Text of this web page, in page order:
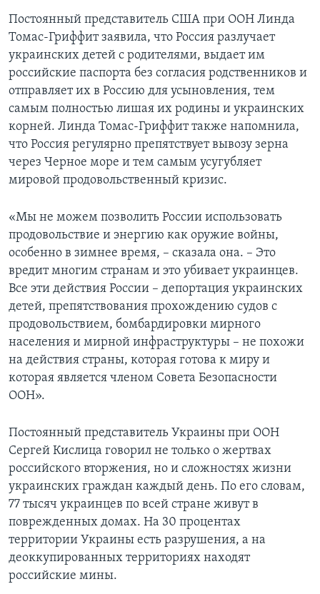
Постоянный представитель США при ООН Линда
Томас-Гриффит заявила, что Россия разлучает
украинских детей с родителями, выдает им
российские паспорта без согласия родственников и
отправляет их в Россию для усыновления, тем
самым полностью лишая их родины и украинских
корней. Линда Томас-Гриффит также напомнила,
что Россия регулярно препятствует вывозу зерна
через Черное море и тем самым усугубляет
мировой продовольственный кризис.
«Мы не можем позволить России использовать
продовольствие и энергию как оружие войны,
особенно в зимнее время, – сказала она. – Это
вредит многим странам и это убивает украинцев.
Все эти действия России – депортация украинских
детей, препятствования прохождению судов с
продовольствием, бомбардировки мирного
населения и мирной инфраструктуры – не похожи
на действия страны, которая готова к миру и
которая является членом Совета Безопасности
ООН».
Постоянный представитель Украины при ООН
Сергей Кислица говорил не только о жертвах
российского вторжения, но и сложностях жизни
украинских граждан каждый день. По его словам,
77 тысяч украинцев по всей стране живут в
поврежденных домах. На 30 процентах
территории Украины есть разрушения, а на
деоккупированных территориях находят
российские мины.